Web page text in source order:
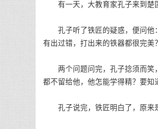
有一天，大教育家孔子来到楚国
孔子听了铁匠的疑惑，便问他：
有出过错，打出来的铁器都很完美
两个问题问完，孔子捻须而笑，
都不留给他，他怎能学得精？要知
孔子说完，铁匠明白了，原来是